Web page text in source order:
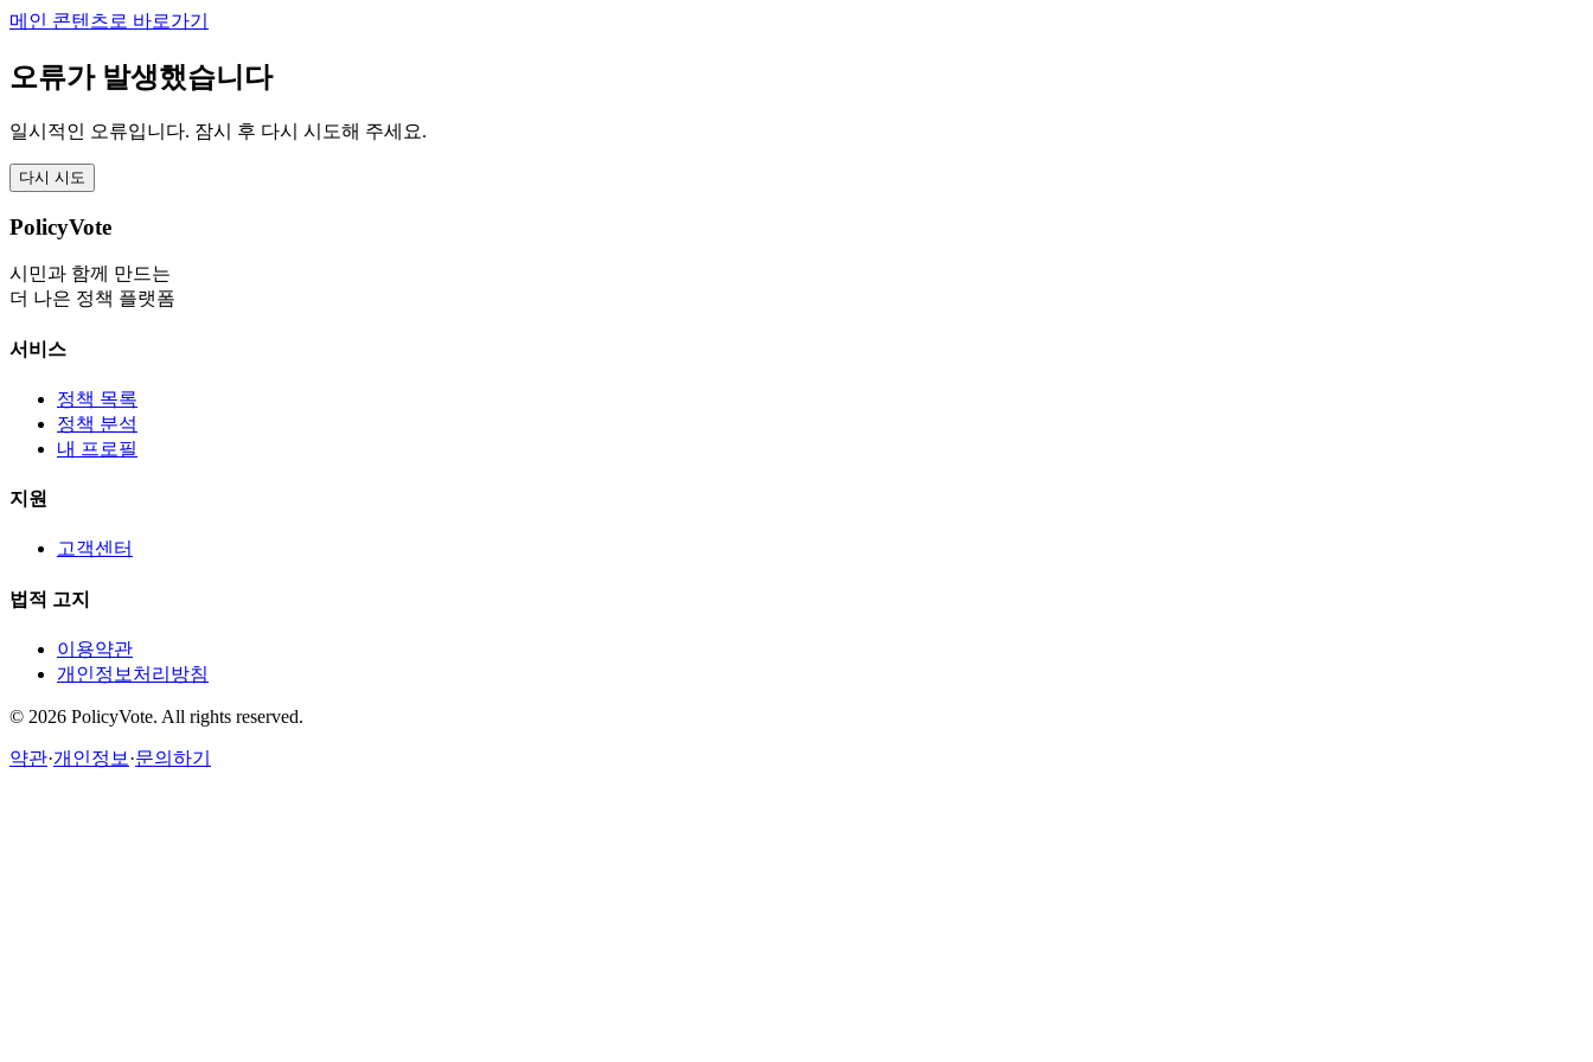
메인 콘텐츠로 바로가기
오류가 발생했습니다
일시적인 오류입니다. 잠시 후 다시 시도해 주세요.
다시 시도
PolicyVote
시민과 함께 만드는
더 나은 정책 플랫폼
서비스
정책 목록
정책 분석
내 프로필
지원
고객센터
법적 고지
이용약관
개인정보처리방침
© 2026 PolicyVote. All rights reserved.
약관·개인정보 ·문의하기